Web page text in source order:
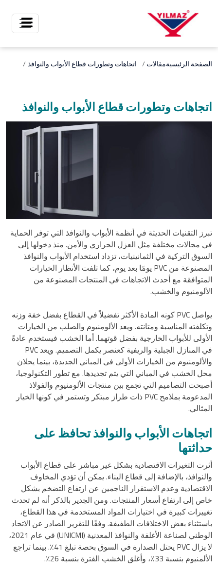
الصفحة الرئيسيةمقالات اتجاهات وتطورات قطاع الأبواب والنوافذ
اتجاهات وتطورات قطاع الأبواب والنوافذ
تبرز التقنيات الحديثة في أنظمة الأبواب والنوافذ التي توفر الحماية
في مجالات مختلفة مثل العزل الحراري والأمن. منذ دخولها إلى
السوق التركية في الثمانينيات، تزداد استخدام الأبواب والنوافذ
المصنوعة من PVC يومًا بعد يوم، كما تلفت الأنظار الخيارات
المتوافقة مع أحدث الاتجاهات في المنتجات المصنوعة من
الألومنيوم والخشب.
يواصل PVC كونه المادة الأكثر تفضيلاً في القطاع بفضل خفة وزنه
وتكلفته المناسبة ومتانته. ويعد الألومنيوم والصلب من الخيارات
الأولى للأبواب الخارجية بفضل قوتهما. أما الخشب فيستخدم عادةً
في المنازل الجبلية والريفية كعنصر يكمل التصميم. ويعد PVC
والألومنيوم من الخيارات الأولى في المباني الجديدة، بينما يحلان
محل الخشب في المباني التي يتم تجديدها. مع تطور التكنولوجيا،
أصبحت التصاميم التي تجمع بين منتجات الألومنيوم والفولاذ
المدعومة بملامح PVC ذات طراز مبتكر وتستمر في كونها الخيار
المثالي.
اتجاهات الأبواب والنوافذ تحافظ على
حداثتها
أثرت التغيرات الاقتصادية بشكل غير مباشر على قطاع الأبواب
والنوافذ، بالإضافة إلى قطاع البناء. يمكن أن تؤدي المخاوف
الاقتصادية وعدم الاستقرار الناجمين عن ارتفاع التضخم بشكل
خاص إلى ارتفاع أسعار المنتجات. ومن الجدير بالذكر أنه لم تحدث
تغييرات كبيرة في اختيارات المواد المستخدمة في هذا القطاع،
باستثناء بعض الاختلافات الطفيفة. وفقًا للتقرير الصادر عن الاتحاد
الوطني لصناعة الأغلفة والنوافذ المعدنية (UNICMI) في عام 2021،
لا يزال PVC يحتل الصدارة في السوق بحصة تبلغ 41٪. بينما تراجع
الألمنيوم بنسبة 33٪، وأغلق الخشب الفترة بنسبة 26٪.